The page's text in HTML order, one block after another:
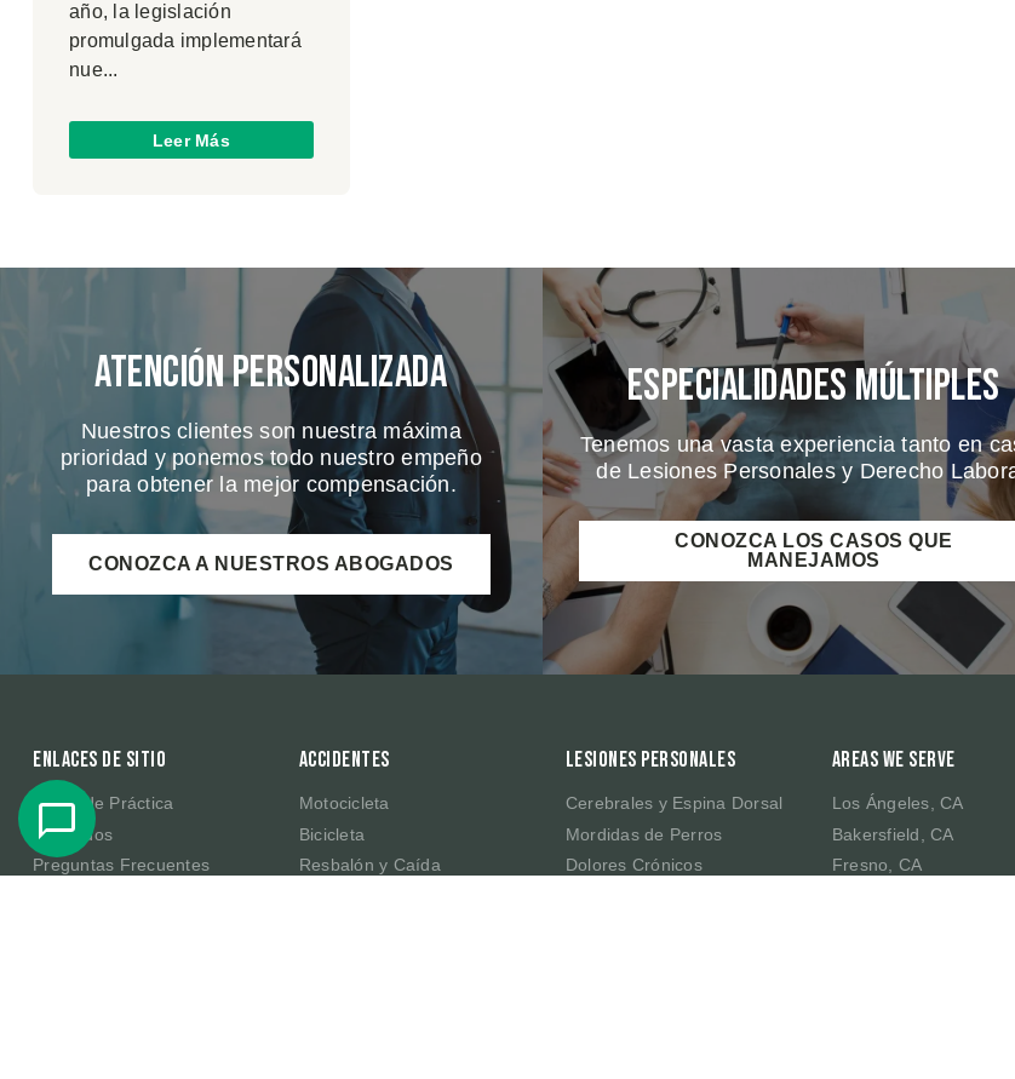
año, la legislación
promulgada implementará
nue...
Leer Más
Atención Personalizada
Nuestros clientes son nuestra máxima
prioridad y ponemos todo nuestro empeño
para obtener la mejor compensación.
CONOZCA A NUESTROS ABOGADOS
Especialidades Múltiples
Tenemos una vasta experiencia tanto en
de Lesiones Personales y Derecho
CONOZCA LOS CASOS QUE
MANEJAMOS
Enlaces de sitio
Áreas de Práctica
Abogados
Preguntas Frecuentes
Accidentes
Motocicleta
Bicicleta
Resbalón y Caída
Lesiones Personales
Cerebrales y Espina Dorsal
Mordidas de Perros
Dolores Crónicos
Areas We Serve
Los Ángeles, CA
Bakersfield, CA
Fresno, CA